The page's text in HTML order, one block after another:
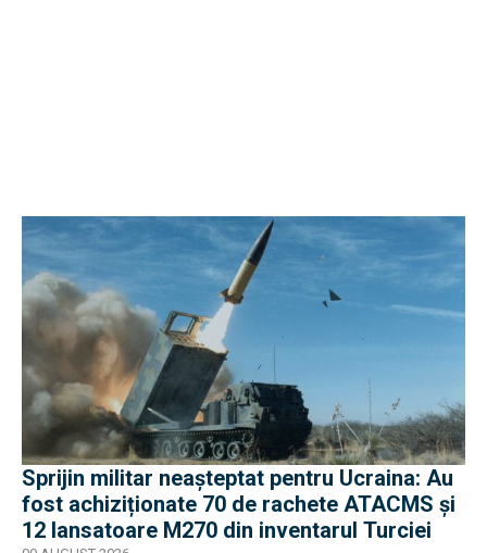
Sprijin militar neașteptat pentru Ucraina: Au
fost achiziționate 70 de rachete ATACMS și
12 lansatoare M270 din inventarul Turciei